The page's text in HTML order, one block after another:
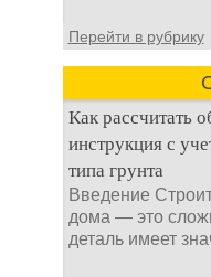
Перейти в рубрику
Как рассчитать
инструкция с
типа грунта
Введение
дома — это
деталь имеет